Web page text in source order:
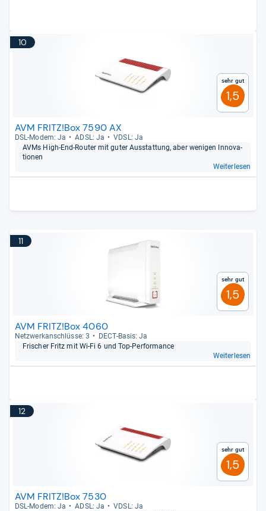
10
Sehr gut
1,5
AVM FRITZ!Box 7590 AX
DSL-​Modem: Ja ADSL: Ja
VDSL: Ja
AVMs High-​End-​Rou­ter mit guter Aus­stat­tung, aber weni­gen Inno­va­
tio­nen
Weiterlesen
11
Sehr gut
1,5
AVM FRITZ!Box 4060
Netz­werk­an­schlüsse: 3
DECT-​Basis: Ja
Fri­scher Fritz mit Wi-​Fi 6 und Top-​Per­for­mance
Weiterlesen
12
Sehr gut
1,5
AVM FRITZ!Box 7530
DSL-​Modem: Ja ADSL: Ja
VDSL: Ja